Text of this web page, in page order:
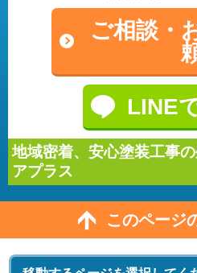
ご相談・
LINE
地域密着、安心塗装工事
アプラス
このページ